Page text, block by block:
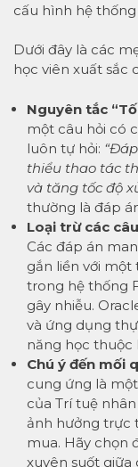
cấu hình hệ
Dưới đây là các
học viên xuất sắc
Nguyên tắc
một câu hỏi có
luôn tự hỏi:
thiểu thao tác
và tăng tốc độ
thường là đáp
Loại trừ các
Các đáp án
gắn liền với
trong hệ thống
gây nhiễu.
và ứng dụng
năng học thuộc
Chú ý đến mối
cung ứng là
của Trí tuệ
ảnh hưởng trực
mua. Hãy chọn
xuyên suốt giữa